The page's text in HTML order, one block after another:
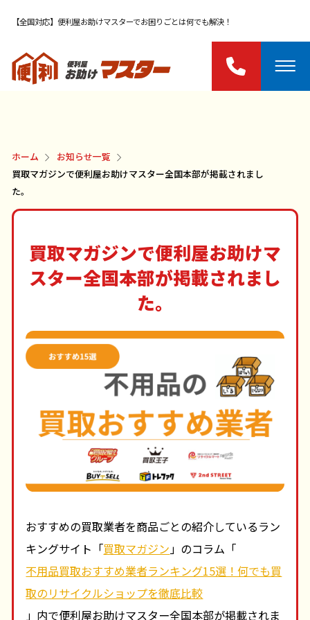
【全国対応】便利屋お助けマスターでお困りごとは何でも解決！
ホーム
お知らせ一覧
買取マガジンで便利屋お助けマスター全国本部が掲載されまし
た。
買取マガジンで便利屋お助けマ
スター全国本部が掲載されまし
た。
おすすめの買取業者を商品ごとの紹介しているラン
キングサイト「買取マガジン」のコラム「
不用品買取おすすめ業者ランキング15選！何でも買
取のリサイクルショップを徹底比較
」内で便利屋お助けマスター全国本部が掲載されま